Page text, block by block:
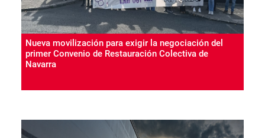
Nueva movilización para exigir la negociación del
primer Convenio de Restauración Colectiva de
Navarra